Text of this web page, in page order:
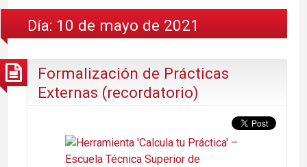
Día: 10 de mayo de 2021
Formalización de Prácticas
Externas (recordatorio)